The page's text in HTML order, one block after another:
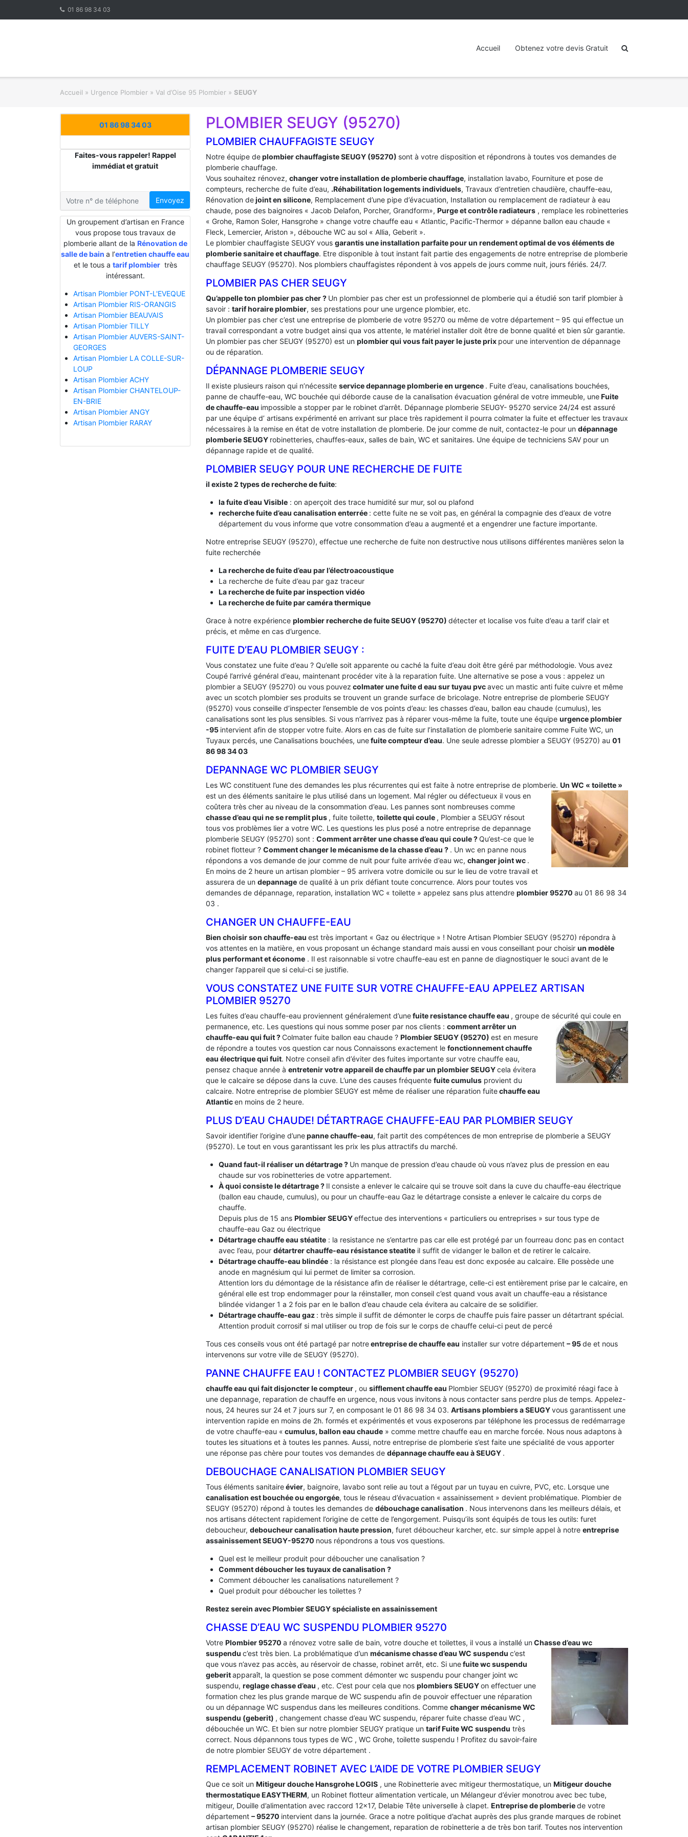
01 86 98 34 03
Accueil Obtenez votre devis Gratuit
Accueil » Urgence Plombier » Val d’Oise 95 Plombier » SEUGY
01 86 98 34 03
Faites-vous rappeler! Rappel
immédiat et gratuit
Envoyez
Un groupement d’artisan en France
vous propose tous travaux de
plomberie allant de la Rénovation de
salle de bain a l’entretien chauffe eau
et le tous a tarif plombiertrès
intéressant.
Artisan Plombier PONT-L'EVEQUE
Artisan Plombier RIS-ORANGIS
Artisan Plombier BEAUVAIS
Artisan Plombier TILLY
Artisan Plombier AUVERS-SAINT-
GEORGES
Artisan Plombier LA COLLE-SUR-
LOUP
Artisan Plombier ACHY
Artisan Plombier CHANTELOUP-
EN-BRIE
Artisan Plombier ANGY
Artisan Plombier RARAY
PLOMBIER SEUGY (95270)
PLOMBIER CHAUFFAGISTE SEUGY
Notre équipe deplombier chauffagiste SEUGY (95270) sont à votre disposition et répondrons à toutes vos demandes de
plomberie chauffage.
Vous souhaitez rénovez, changer votre installation de plomberie chauffage, installation lavabo, Fourniture et pose de
compteurs, recherche de fuite d’eau, .Réhabilitation logements individuels, Travaux d’entretien chaudière, chauffe-eau,
Rénovation dejoint en silicone, Remplacement d’une pipe d’évacuation, Installation ou remplacement de radiateur à eau
chaude, pose des baignoires « Jacob Delafon, Porcher, Grandform», Purge et contrôle radiateurs , remplace les robinetteries
« Grohe, Ramon Soler, Hansgrohe » change votre chauffe eau « Atlantic, Pacific-Thermor » dépanne ballon eau chaude «
Fleck, Lemercier, Ariston », débouche WC au sol « Allia, Geberit ».
Le plombier chauffagiste SEUGY vous garantis une installation parfaite pour un rendement optimal de vos éléments de
plomberie sanitaire et chauffage. Etre disponible à tout instant fait partie des engagements de notre entreprise de plomberie
chauffage SEUGY (95270). Nos plombiers chauffagistes répondent à vos appels de jours comme nuit, jours fériés. 24/7.
PLOMBIER PAS CHER SEUGY
Qu’appelle ton plombier pas cher ? Un plombier pas cher est un professionnel de plomberie qui a étudié son tarif plombier à
savoir : tarif horaire plombier, ses prestations pour une urgence plombier, etc.
Un plombier pas cher c’est une entreprise de plomberie de votre 95270 ou même de votre département – 95 qui effectue un
travail correspondant a votre budget ainsi qua vos attente, le matériel installer doit être de bonne qualité et bien sûr garantie.
Un plombier pas cher SEUGY (95270) est un plombier qui vous fait payer le juste prix pour une intervention de dépannage
ou de réparation.
DÉPANNAGE PLOMBERIE SEUGY
Il existe plusieurs raison qui n’nécessite service depannage plomberie en urgence . Fuite d’eau, canalisations bouchées,
panne de chauffe-eau, WC bouchée qui déborde cause de la canalisation évacuation général de votre immeuble, uneFuite
de chauffe-eau impossible a stopper par le robinet d’arrêt. Dépannage plomberie SEUGY- 95270 service 24/24 est assuré
par une équipe d’ artisans expérimenté en arrivant sur place très rapidement il pourra colmater la fuite et effectuer les travaux
nécessaires à la remise en état de votre installation de plomberie. De jour comme de nuit, contactez-le pour un dépannage
plomberie SEUGY robinetteries, chauffes-eaux, salles de bain, WC et sanitaires. Une équipe de techniciens SAV pour un
dépannage rapide et de qualité.
PLOMBIER SEUGY POUR UNE RECHERCHE DE FUITE
il existe 2 types de recherche de fuite:
la fuite d’eau Visible: on aperçoit des trace humidité sur mur, sol ou plafond
recherche fuite d’eau canalisation enterrée : cette fuite ne se voit pas, en général la compagnie des d’eaux de votre
département du vous informe que votre consommation d’eau a augmenté et a engendrer une facture importante.
Notre entreprise SEUGY (95270), effectue une recherche de fuite non destructive nous utilisons différentes manières selon la
fuite recherchée
La recherche de fuite d’eau par l’électroacoustique
La recherche de fuite d’eau par gaz traceur
La recherche de fuite par inspection vidéo
La recherche de fuite par caméra thermique
Grace à notre expérience plombier recherche de fuite SEUGY (95270) détecter et localise vos fuite d’eau a tarif clair et
précis, et même en cas d’urgence.
FUITE D’EAU PLOMBIER SEUGY :
Vous constatez une fuite d’eau ? Qu’elle soit apparente ou caché la fuite d’eau doit être géré par méthodologie. Vous avez
Coupé l’arrivé général d’eau, maintenant procéder vite à la reparation fuite. Une alternative se pose a vous : appelez un
plombier a SEUGY (95270) ou vous pouvez colmater une fuite d eau sur tuyau pvcavec un mastic anti fuite cuivre et même
avec un scotch plombier ses produits se trouvent un grande surface de bricolage. Notre entreprise de plomberie SEUGY
(95270) vous conseille d’inspecter l’ensemble de vos points d’eau: les chasses d’eau, ballon eau chaude (cumulus), les
canalisations sont les plus sensibles. Si vous n’arrivez pas à réparer vous-même la fuite, toute une équipe urgence plombier
-95 intervient afin de stopper votre fuite. Alors en cas de fuite sur l’installation de plomberie sanitaire comme Fuite WC, un
Tuyaux percés, une Canalisations bouchées, unefuite compteur d’eau. Une seule adresse plombier a SEUGY (95270) au 01
86 98 34 03
DEPANNAGE WC PLOMBIER SEUGY
Les WC constituent l’une des demandes les plus récurrentes qui est faite à notre entreprise de plomberie. Un WC « toilette »
est un des éléments sanitaire le plus utilisé dans un logement. Mal régler ou défectueux il vous en
coûtera très cher au niveau de la consommation d’eau. Les pannes sont nombreuses comme
chasse d’eau qui ne se remplit plus , fuite toilette, toilette qui coule , Plombier a SEUGY résout
tous vos problèmes lier a votre WC. Les questions les plus posé a notre entreprise de depannage
plomberie SEUGY (95270) sont : Comment arrêter une chasse d’eau qui coule ?Qu’est-ce que le
robinet flotteur ? Comment changer le mécanisme de la chasse d’eau ? . Un wc en panne nous
répondons a vos demande de jour comme de nuit pour fuite arrivée d’eau wc, changer joint wc .
En moins de 2 heure un artisan plombier – 95 arrivera votre domicile ou sur le lieu de votre travail et
assurera de un depannage de qualité à un prix défiant toute concurrence. Alors pour toutes vos
demandes de dépannage, reparation, installation WC « toilette » appelez sans plus attendre plombier 95270 au 01 86 98 34
03 .
CHANGER UN CHAUFFE-EAU
Bien choisir son chauffe-eau est très important « Gaz ou électrique » ! Notre Artisan Plombier SEUGY (95270) répondra à
vos attentes en la matière, en vous proposant un échange standard mais aussi en vous conseillant pour choisir un modèle
plus performant et économe . Il est raisonnable si votre chauffe-eau est en panne de diagnostiquer le souci avant de le
changer l’appareil que si celui-ci se justifie.
VOUS CONSTATEZ UNE FUITE SUR VOTRE CHAUFFE-EAU APPELEZ ARTISAN
PLOMBIER 95270
Les fuites d’eau chauffe-eau proviennent généralement d’unefuite resistance chauffe eau , groupe de sécurité qui coule en
permanence, etc. Les questions qui nous somme poser par nos clients : comment arrêter un
chauffe-eau qui fuit ?Colmater fuite ballon eau chaude ? Plombier SEUGY (95270) est en mesure
de répondre a toutes vos question car nous Connaissons exactement le fonctionnement chauffe
eau électrique qui fuit. Notre conseil afin d’éviter des fuites importante sur votre chauffe eau,
pensez chaque année à entretenir votre appareil de chauffe par un plombier SEUGYcela évitera
que le calcaire se dépose dans la cuve. L’une des causes fréquente fuite cumulus provient du
calcaire. Notre entreprise de plombier SEUGY est même de réaliser une réparation fuitechauffe eau
Atlanticen moins de 2 heure.
PLUS D’EAU CHAUDE! DÉTARTRAGE CHAUFFE-EAU PAR PLOMBIER SEUGY
Savoir identifier l’origine d’unepanne chauffe-eau, fait partit des compétences de mon entreprise de plomberie a SEUGY
(95270). Le tout en vous garantissant les prix les plus attractifs du marché.
Quand faut-il réaliser un détartrage ? Un manque de pression d’eau chaude où vous n’avez plus de pression en eau
chaude sur vos robinetteries de votre appartement.
À quoi consiste le détartrage ? Il consiste a enlever le calcaire qui se trouve soit dans la cuve du chauffe-eau électrique
(ballon eau chaude, cumulus), ou pour un chauffe-eau Gaz le détartrage consiste a enlever le calcaire du corps de
chauffe.
Depuis plus de 15 ans Plombier SEUGYeffectue des interventions « particuliers ou entreprises » sur tous type de
chauffe-eau Gaz ou électrique
Détartrage chauffe eau stéatite: la resistance ne s’entartre pas car elle est protégé par un fourreau donc pas en contact
avec l’eau, pour détartrer chauffe-eau résistance steatiteil suffit de vidanger le ballon et de retirer le calcaire.
Détartrage chauffe-eau blindée: la résistance est plongée dans l’eau est donc exposée au calcaire. Elle possède une
anode en magnésium qui lui permet de limiter sa corrosion.
Attention lors du démontage de la résistance afin de réaliser le détartrage, celle-ci est entièrement prise par le calcaire, en
général elle est trop endommager pour la réinstaller, mon conseil c’est quand vous avait un chauffe-eau a résistance
blindée vidanger 1 a 2 fois par en le ballon d’eau chaude cela évitera au calcaire de se solidifier.
Détartrage chauffe-eau gaz : très simple il suffit de démonter le corps de chauffe puis faire passer un détartrant spécial.
Attention produit corrosif si mal utiliser ou trop de fois sur le corps de chauffe celui-ci peut de percé
Tous ces conseils vous ont été partagé par notreentreprise de chauffe eau installer sur votre département – 95de et nous
intervenons sur votre ville de SEUGY (95270).
PANNE CHAUFFE EAU ! CONTACTEZ PLOMBIER SEUGY (95270)
chauffe eau qui fait disjoncter le compteur , ou sifflement chauffe eau Plombier SEUGY (95270) de proximité réagi face à
une depannage, reparation de chauffe en urgence, nous vous invitons à nous contacter sans perdre plus de temps. Appelez-
nous, 24 heures sur 24 et 7 jours sur 7, en composant le 01 86 98 34 03. Artisans plombiers a SEUGYvous garantissent une
intervention rapide en moins de 2h. formés et expérimentés et vous exposerons par téléphone les processus de redémarrage
de votre chauffe-eau « cumulus, ballon eau chaude » comme mettre chauffe eau en marche forcée. Nous nous adaptons à
toutes les situations et à toutes les pannes. Aussi, notre entreprise de plomberie s’est faite une spécialité de vous apporter
une réponse pas chère pour toutes vos demandes de dépannage chauffe eau à SEUGY .
DEBOUCHAGE CANALISATION PLOMBIER SEUGY
Tous éléments sanitaireévier, baignoire, lavabo sont relie au tout a l’égout par un tuyau en cuivre, PVC, etc. Lorsque une
canalisation est bouchée ou engorgée, tous le réseau d’évacuation « assainissement » devient problématique. Plombier de
SEUGY (95270) répond à toutes les demandes de débouchage canalisation . Nous intervenons dans les meilleurs délais, et
nos artisans détectent rapidement l’origine de cette de l’engorgement. Puisqu’ils sont équipés de tous les outils: furet
deboucheur, deboucheur canalisation haute pression, furet déboucheur karcher, etc. sur simple appel à notre entreprise
assainissement SEUGY-95270 nous répondrons a tous vos questions.
Quel est le meilleur produit pour déboucher une canalisation ?
Comment déboucher les tuyaux de canalisation ?
Comment déboucher les canalisations naturellement ?
Quel produit pour déboucher les toilettes ?
Restez serein avec Plombier SEUGY spécialiste en assainissement
CHASSE D’EAU WC SUSPENDU PLOMBIER 95270
Votre Plombier 95270 a rénovez votre salle de bain, votre douche et toilettes, il vous a installé unChasse d’eau wc
suspendu c’est très bien. La problématique d’un mécanisme chasse d’eau WC suspendu c’est
que vous n’avez pas accès, au réservoir de chasse, robinet arrêt, etc. Si unefuite wc suspendu
geberitapparaît, la question se pose comment démonter wc suspendu pour changer joint wc
suspendu, reglage chasse d’eau , etc. C’est pour cela que nos plombiers SEUGYon effectuer une
formation chez les plus grande marque de WC suspendu afin de pouvoir effectuer une réparation
ou un dépannage WC suspendus dans les meilleures conditions. Comme changer mécanisme WC
suspendu (geberit) , changement chasse d’eau WC suspendu, réparer fuite chasse d’eau WC ,
débouchée un WC. Et bien sur notre plombier SEUGY pratique un tarif Fuite WC suspendu très
correct. Nous dépannons tous types de WC , WC Grohe, toilette suspendu ! Profitez du savoir-faire
de notre plombier SEUGY de votre département .
REMPLACEMENT ROBINET AVEC L’AIDE DE VOTRE PLOMBIER SEUGY
Que ce soit un Mitigeur douche Hansgrohe LOGIS , une Robinetterie avec mitigeur thermostatique, un Mitigeur douche
thermostatique EASYTHERM, un Robinet flotteur alimentation verticale, un Mélangeur d’évier monotrou avec bec tube,
mitigeur, Douille d’alimentation avec raccord 12×17, Delabie Tête universelle à clapet. Entreprise de plomberiede votre
département – 95270 intervient dans la journée. Grace a notre politique d’achat auprès des plus grande marques de robinet
artisan plombier SEUGY (95270) réalise le changement, reparation de robinetterie a de très bon tarif. Toutes nos intervention